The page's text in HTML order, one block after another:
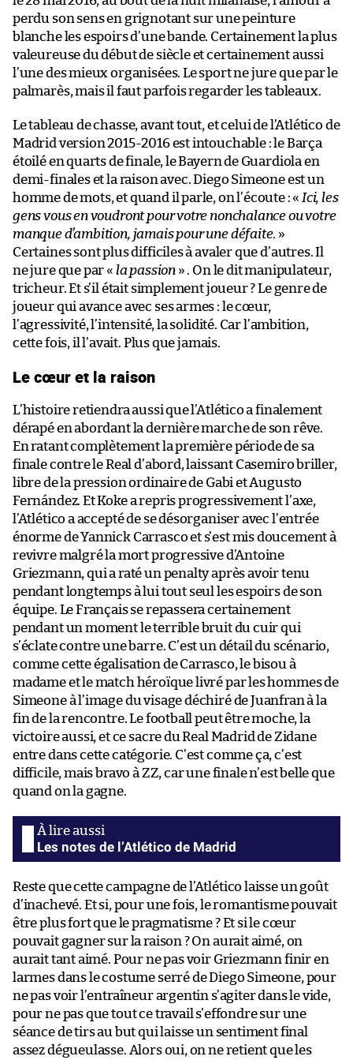
perdu son sens en grignotant sur une peinture
blanche les espoirs d’une bande. Certainement la plus
valeureuse du début de siècle et certainement aussi
l’une des mieux organisées. Le sport ne jure que par le
palmarès, mais il faut parfois regarder les tableaux.
Le tableau de chasse, avant tout, et celui de l’Atlético de
Madrid version 2015-2016 est intouchable : le Barça
étoilé en quarts de finale, le Bayern de Guardiola en
demi-finales et la raison avec. Diego Simeone est un
homme de mots, et quand il parle, on l’écoute : « Ici, les
gens vous en voudront pour votre nonchalance ou votre
manque d’ambition, jamais pour une défaite. »
Certaines sont plus difficiles à avaler que d’autres. Il
ne jure que par « la passion» . On le dit manipulateur,
tricheur. Et s’il était simplement joueur ? Le genre de
joueur qui avance avec ses armes : le cœur,
l’agressivité, l’intensité, la solidité. Car l’ambition,
cette fois, il l’avait. Plus que jamais.
Le cœur et la raison
L’histoire retiendra aussi que l’Atlético a finalement
dérapé en abordant la dernière marche de son rêve.
En ratant complètement la première période de sa
finale contre le Real d’abord, laissant Casemiro briller,
libre de la pression ordinaire de Gabi et Augusto
Fernández. Et Koke a repris progressivement l’axe,
l’Atlético a accepté de se désorganiser avec l’entrée
énorme de Yannick Carrasco et s’est mis doucement à
revivre malgré la mort progressive d’Antoine
Griezmann, qui a raté un penalty après avoir tenu
pendant longtemps à lui tout seul les espoirs de son
équipe. Le Français se repassera certainement
pendant un moment le terrible bruit du cuir qui
s’éclate contre une barre. C’est un détail du scénario,
comme cette égalisation de Carrasco, le bisou à
madame et le match héroïque livré par les hommes de
Simeone à l’image du visage déchiré de Juanfran à la
fin de la rencontre. Le football peut être moche, la
victoire aussi, et ce sacre du Real Madrid de Zidane
entre dans cette catégorie. C’est comme ça, c’est
difficile, mais bravo à ZZ, car une finale n’est belle que
quand on la gagne.
Les notes de l’Atlético de Madrid
Reste que cette campagne de l’Atlético laisse un goût
d’inachevé. Et si, pour une fois, le romantisme pouvait
être plus fort que le pragmatisme ? Et si le cœur
pouvait gagner sur la raison ? On aurait aimé, on
aurait tant aimé. Pour ne pas voir Griezmann finir en
larmes dans le costume serré de Diego Simeone, pour
ne pas voir l’entraîneur argentin s’agiter dans le vide,
pour ne pas que tout ce travail s’effondre sur une
séance de tirs au but qui laisse un sentiment final
assez dégueulasse. Alors oui, on ne retient que les